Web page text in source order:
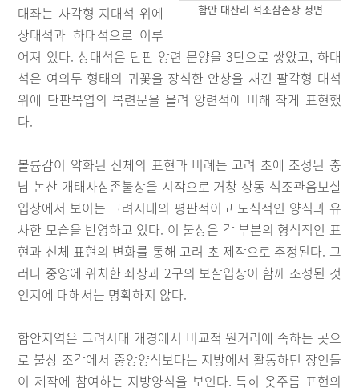
함안 대산리 석조삼존상 정면
대좌는 사각형 지대석 위에
상대석과 하대석으로 이루
어져 있다. 상대석은 단판 앙련 문양을 3단으로 쌓았고, 하대
석은 여의두 형태의 귀꽃을 장식한 안상을 새긴 팔각형 대석
위에 단판복엽의 복련문을 올려 앙련석에 비해 작게 표현했
다.
볼륨감이 약화된 신체의 표현과 비례는 고려 초에 조성된 충
남 논산 개태사삼존불상을 시작으로 거창 상동 석조관음보살
입상에서 보이는 고려시대의 평판적이고 도식적인 양식과 유
사한 모습을 반영하고 있다. 이 불상은 각 부분의 형식적인 표
현과 신체 표현의 변화를 통해 고려 초 제작으로 추정된다. 그
러나 중앙에 위치한 좌상과 2구의 보살입상이 함께 조성된 것
인지에 대해서는 명확하지 않다.
함안지역은 고려시대 개경에서 비교적 원거리에 속하는 곳으
로 불상 조각에서 중앙양식보다는 지방에서 활동하던 장인들
이 제작에 참여하는 지방양식을 보인다. 특히 옷주름 표현의